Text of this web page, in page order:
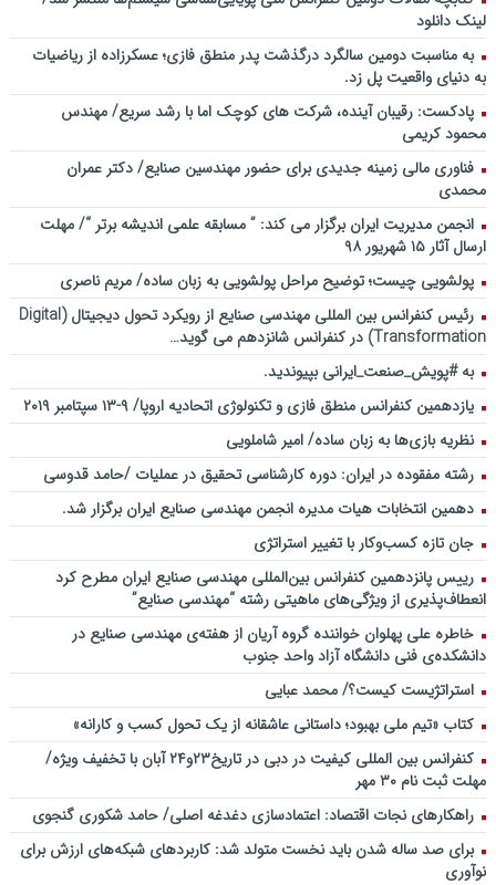
لینک دانلود
به مناسبت دومین سالگرد درگذشت پدر منطق فازی؛ عسکرزاده از ریاضیات
به دنیای واقعیت پل زد.
پادکست: رقیبان آینده، شرکت های کوچک اما با رشد سریع/ مهندس
محمود کریمی
فناوری مالی زمینه جدیدی برای حضور مهندسین صنایع/ دکتر عمران
محمدی
انجمن مدیریت ایران برگزار می کند: ” مسابقه علمی اندیشه برتر “/ مهلت
ارسال آثار ۱۵ شهریور ۹۸
پولشویی چیست؛ توضیح مراحل پولشویی به زبان ساده/ مریم ناصری
رئیس کنفرانس بین المللی مهندسی صنایع از رویکرد تحول دیجیتال (Digital
Transformation) در کنفرانس شانزدهم می گوید…
به #پویش_صنعت_ایرانی بپیوندید.
یازدهمین کنفرانس منطق فازی و تکنولوژی اتحادیه اروپا/ ۹-۱۳ سپتامبر ۲۰۱۹
نظریه بازی‌ها به زبان ساده/ امیر شاملویی
رشته مفقوده در ایران: دوره کارشناسی تحقیق در عملیات /حامد قدوسی
دهمین انتخابات هیات مدیره انجمن مهندسی صنایع ایران برگزار شد.
جان تازه کسب‌وکار با تغییر استراتژی
رییس پانزدهمین کنفرانس بین‌المللی مهندسی صنایع ایران مطرح کرد
انعطاف‌پذیری از ویژگی‌های ماهیتی رشته “مهندسی صنایع”
خاطره علی پهلوان خواننده گروه آریان از هفته‌ی مهندسی صنایع در
دانشکده‌ی فنی دانشگاه آزاد واحد جنوب
استراتژیست کیست؟‬/ محمد عبایی
کتاب «تیم ملی بهبود؛ داستانی عاشقانه از یک تحول کسب و کارانه»
کنفرانس بین المللی کیفیت در دبی در تاریخ۲۳و۲۴ آبان با تخفیف ویژه/
مهلت ثبت نام ۳۰ مهر
راهکارهای نجات اقتصاد: اعتمادسازی دغدغه اصلی/ حامد شکوری گنجوی
برای صد ساله شدن باید نخست متولد شد: کاربردهای شبکه‌های ارزش برای
نوآوری